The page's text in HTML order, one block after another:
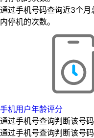
通过手机号码查询近3个
内停机的次数。
手机用户年龄评分
通过手机号查询判断该号
通过手机号查询判断该号